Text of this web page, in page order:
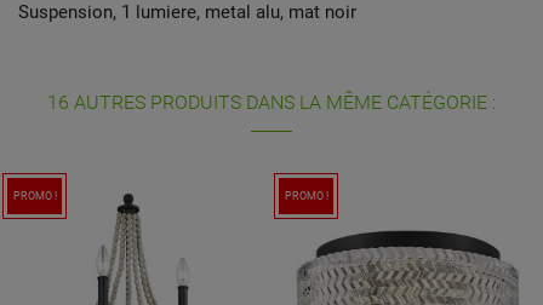
Suspension, 1 lumiere, metal alu, mat noir
16 AUTRES PRODUITS DANS LA MÊME CATÉGORIE :
PROMO ! PROMO !